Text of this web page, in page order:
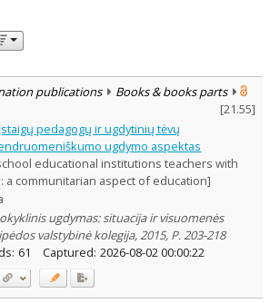
8
2 publications
Books & books parts
[21.55]
pedagogų ir ugdytinių tėvų
ugdymo aspektas
educational institutions teachers with
communitarian aspect of education]
ugdymas: situacija ir visuomenės
valstybinė kolegija, 2015, P. 203-218
61 Captured: 2026-08-02 00:00:22